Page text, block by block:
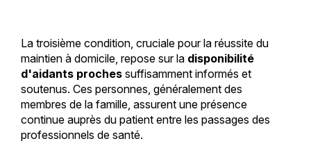
La troisième condition, cruciale pour la réussite du
maintien à domicile, repose sur la disponibilité
d'aidants prochessuffisamment informés et
soutenus. Ces personnes, généralement des
membres de la famille, assurent une présence
continue auprès du patient entre les passages des
professionnels de santé.